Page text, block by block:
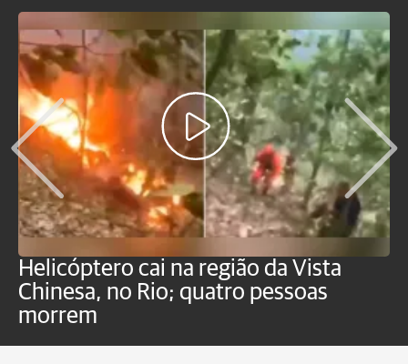
Helicóptero cai na região da Vista
Chinesa, no Rio; quatro pessoas
morrem